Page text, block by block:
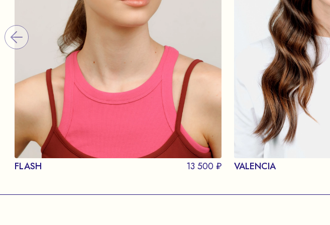
FLASH 13 500 ₽ VALENCIA